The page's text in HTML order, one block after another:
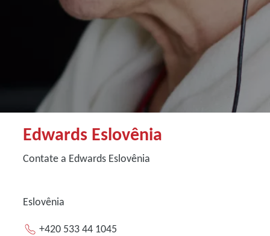
Edwards Eslovênia
Contate a Edwards Eslovênia
Eslovênia
+420 533 44 1045